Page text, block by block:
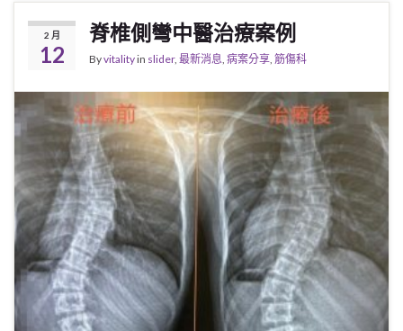
2 月
12
脊椎側彎中醫治療案例
Byvitalityin slider, 最新消息 病案分享 筋傷科